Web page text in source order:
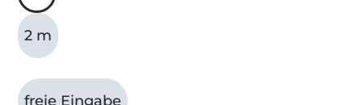
2 m
freie Eingabe